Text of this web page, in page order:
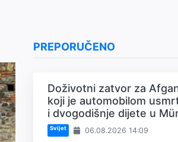
PREPORUČENO
Doživotni zatvor za
koji je automobilom
i dvogodišnje dijete u
Svijet 06.08.2026 14:09